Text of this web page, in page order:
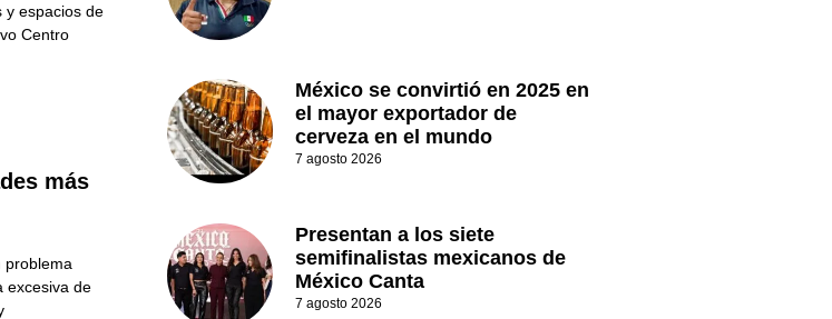
y espacios de
Centro
más
problema
excesiva de
México se convirtió en 2025 en
el mayor exportador de
cerveza en el mundo
7 agosto 2026
Presentan a los siete
semifinalistas mexicanos de
México Canta
7 agosto 2026